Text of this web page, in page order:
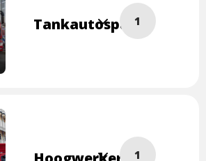
Tankautospuit
Lees
meer
1
Lees
1